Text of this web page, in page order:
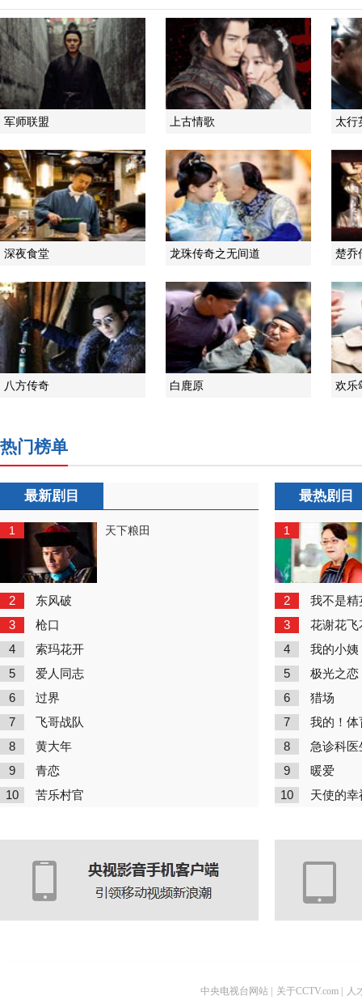
军师联盟 上古情歌 太行
深夜食堂 龙珠传奇之无间道 楚乔
八方传奇 白鹿原 欢乐
热门榜单
最新剧目
1 天下粮田
2 东风破
3 枪口
4 索玛花开
5 爱人同志
6 过界
7 飞哥战队
8 黄大年
9 青恋
10 苦乐村官
最热剧目
1
2 我不是精
3 花谢花飞
4 我的小姨
5 极光之恋
6 猎场
7 我的！体
8 急诊科医
9 暖爱
10 天使的幸
中央电视台网站 关于CCTV.com 人